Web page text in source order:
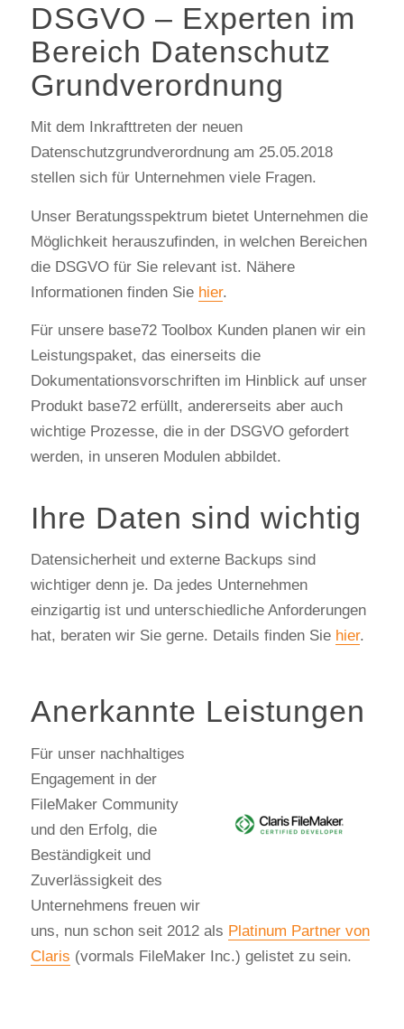
DSGVO – Experten im
Bereich Datenschutz
Grundverordnung
Mit dem Inkrafttreten der neuen
Datenschutzgrundverordnung am 25.05.2018
stellen sich für Unternehmen viele Fragen.
Unser Beratungsspektrum bietet Unternehmen die
Möglichkeit herauszufinden, in welchen Bereichen
die DSGVO für Sie relevant ist. Nähere
Informationen finden Sie hier.
Für unsere base72 Toolbox Kunden planen wir ein
Leistungspaket, das einerseits die
Dokumentationsvorschriften im Hinblick auf unser
Produkt base72 erfüllt, andererseits aber auch
wichtige Prozesse, die in der DSGVO gefordert
werden, in unseren Modulen abbildet.
Ihre Daten sind wichtig
Datensicherheit und externe Backups sind
wichtiger denn je. Da jedes Unternehmen
einzigartig ist und unterschiedliche Anforderungen
hat, beraten wir Sie gerne. Details finden Sie hier.
Anerkannte Leistungen
Für unser nachhaltiges
Engagement in der
FileMaker Community
und den Erfolg, die
Beständigkeit und
Zuverlässigkeit des
Unternehmens freuen wir
uns, nun schon seit 2012 als Platinum Partner von
Claris (vormals FileMaker Inc.) gelistet zu sein.